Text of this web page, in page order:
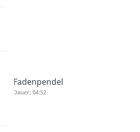
Fadenpendel
Dauer: 04:52